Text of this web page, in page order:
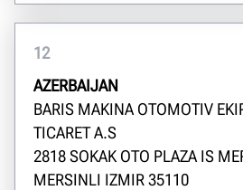
12
AZERBAIJAN
BARIS MAKINA OTOMOTIV
TICARET A.S
2818 SOKAK OTO PLAZA IS
MERSINLI IZMIR 35110